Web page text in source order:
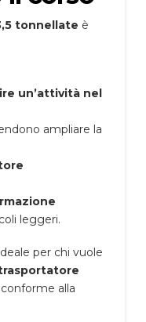
tonnellate è
un’attività nel
ampliare la
leggeri.
per chi vuole
alla